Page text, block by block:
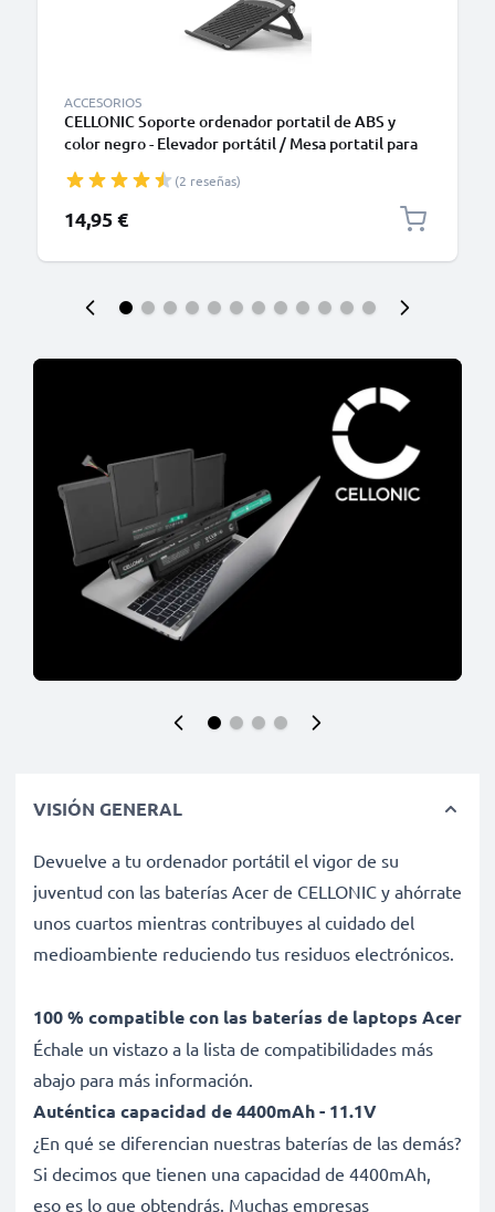
ACCESORIOS
CELLONIC Soporte ordenador portatil de ABS y
color negro - Elevador portátil / Mesa portatil para
HP, Apple, Lenovo, Acer y muchos más
(2 reseñas)
14,95 €
VISIÓN GENERAL
Devuelve a tu ordenador portátil el vigor de su
juventud con las baterías Acer de CELLONIC y ahórrate
unos cuartos mientras contribuyes al cuidado del
medioambiente reduciendo tus residuos electrónicos.
100 % compatible con las baterías de laptops Acer
Échale un vistazo a la lista de compatibilidades más
abajo para más información.
Auténtica capacidad de 4400mAh - 11.1V
¿En qué se diferencian nuestras baterías de las demás?
Si decimos que tienen una capacidad de 4400mAh,
eso es lo que obtendrás. Muchas empresas